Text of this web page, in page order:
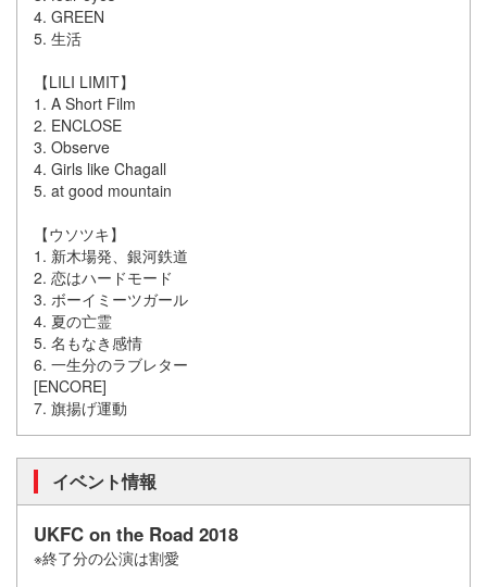
4. GREEN
5. 生活
【LILI LIMIT】
1. A Short Film
2. ENCLOSE
3. Observe
4. Girls like Chagall
5. at good mountain
【ウソツキ】
1. 新木場発、銀河鉄道
2. 恋はハードモード
3. ボーイミーツガール
4. 夏の亡霊
5. 名もなき感情
6. 一生分のラブレター
[ENCORE]
7. 旗揚げ運動
イベント情報
UKFC on the Road 2018
※終了分の公演は割愛